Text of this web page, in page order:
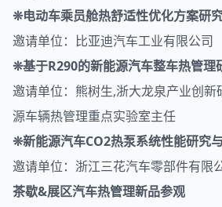
❊电动车乘员舱热舒适性优化方案研
邀请单位：比亚迪汽车工业有限公司
❊基于R290的新能源汽车整车热管理
邀请单位：熊树生,浙大龙泉产业创新
源车辆热管理重点实验室主任
❊新能源汽车CO2热泵系统性能研究
邀请单位：浙江三花汽车零部件有限
茶歇&展区汽车热管理新品参观